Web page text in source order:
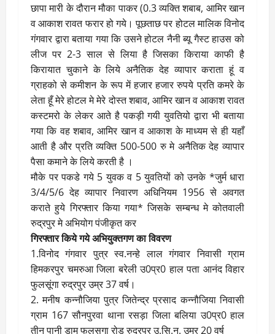
छापा मारी के दौरान मौका पाकर (0.3 व्यक्ति शबाब, आमिर खान
व आकाश रावत फरार हो गये। पूछताछ पर होटल मालिक विनोद
गंगवार द्वारा बताया गया कि उसने होटल नैनी ब्यू गैस्ट हाउस को
लीज पर 2-3 साल से लिया है जिसका किराया काफी है
किरायात चुकाने के लिये अनैतिक देह व्यापार कराता हूं व
ग्राहको से कमीशन के रूप में हजार हजार रुपये प्रति कमरे के
लेता हूँ मेरे होटल मे मेरे दोस्त शबाव, आमिर खान व आकाश रावत
कस्टमरो के लेकर आते है पकड़ी गयी युवतियो द्वारा भी बताया
गया कि वह शबाव, आमिर खान व आकाश के माध्यम से ही यहाँ
आती है और प्रति व्यक्ति 500-500 रु मे अनैतिक देह व्यापार
पैसा कमाने के लिये करती है ।
मौके पर पकडे गये 5 युवक व 5 युवतियों को उनके *जुर्म धारा
3/4/5/6 देह व्यापार निवारण अधिनियम 1956 से अवगत
कराते हुये गिरफ्तार किया गया* जिसके सम्बन्ध मे कोतवाली
रुद्रपुर मे अभियोग पंजीकृत कर
गिरफ्तार किये गये अभियुक्तगण का विवरण
1.विनोद गंगवार पुत्र स्व.नन्हे लाल गंगवार निवासी ग्राम
हिमकरपुर चमरुआ जिला बरेली उ0प्र0 हाल पता आनंद विहार
फुलसूंगा रुद्रपुर उम्र 37 वर्ष।
2. मनीष कन्नौजिया पुत्र जितेन्द्र प्रसाद कन्नौजिया निवासी
ग्राम 167 सौनपुरवा थाना रसड़ा जिला बलिया उ0प्र0 हाल
तीन पानी डाम फुलसुगा रोड रुद्रपुर उ.सि.न. उम्र 20 वर्ष